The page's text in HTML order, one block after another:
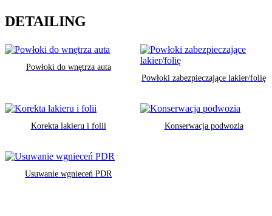
DETAILING
Powłoki do wnętrza auta
Powłoki zabezpieczające lakier/folię
Korekta lakieru i folii Konserwacja podwozia
Usuwanie wgnieceń PDR